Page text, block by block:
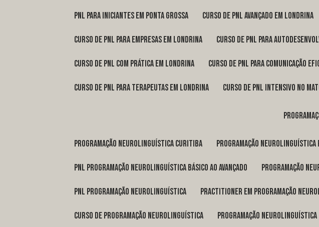
pnl para iniciantes em Ponta Grossa curso de pnl avançado em Londrina
curso de pnl para empresas em Londrina curso de pnl para
curso de pnl com prática em Londrina curso de pnl para comunicação
curso de pnl para terapeutas em Londrina curso de pnl intensivo no
programação neurolinguística Curitiba programação neurolinguística
pnl programação neurolinguística básico ao avançado programação
pnl programação neurolinguística practitioner em programação
curso de programação neurolinguística programação neurolinguística